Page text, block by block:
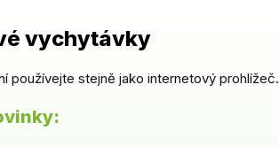
vychytávky
používejte stejně jako internetový prohlížeč.